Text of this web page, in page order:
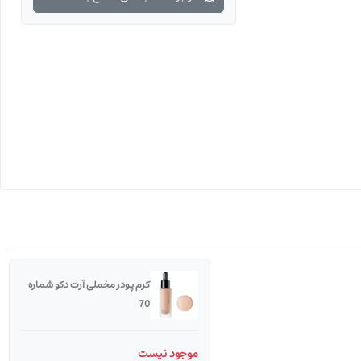
کرم پودر مخملی آرت دکو شماره
70
موجود نیست